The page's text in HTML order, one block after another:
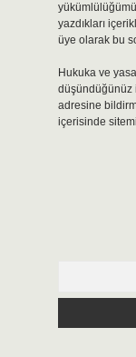
yazdıkları
üye olarak bu
Hukuka ve
düşündüğünüz
adresine
içerisinde